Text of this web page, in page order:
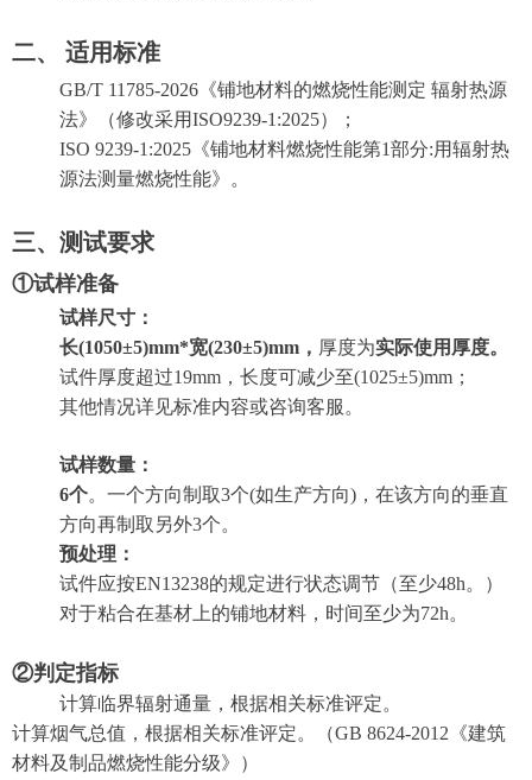
二、 适用标准
GB/T 11785-2026《铺地材料的燃烧性能测定 辐射热源
法》（修改采用ISO9239-1:2025）；
ISO 9239-1:2025 《铺地材料燃烧性能第1部分:用辐射热
源法测量燃烧性能》。
三、测试要求
①试样准备
试样尺寸：
长(1050±5)mm*宽(230±5)mm， 厚度为实际使用厚度。
试件厚度超过19mm，长度可减少至(1025±5)mm；
其他情况详见标准内容或咨询客服。
试样数量：
6个。一个方向制取3个(如生产方向)，在该方向的垂直
方向再制取另外3个。
预处理 ：
试件应按EN13238的规定进行状态调节（至少48h。）
对于粘合在基材上的铺地材料，时间至少为72h。
②判定指标
计算临界辐射通量，根据相关标准评定。
计算烟气总值，根据相关标准评定。（GB 8624-2012《建筑
材料及制品燃烧性能分级》）